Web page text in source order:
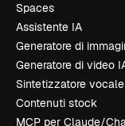
Spaces
Assistente IA
Generatore di
Generatore di video
Sintetizzatore
Contenuti stock
MCP per Claude/